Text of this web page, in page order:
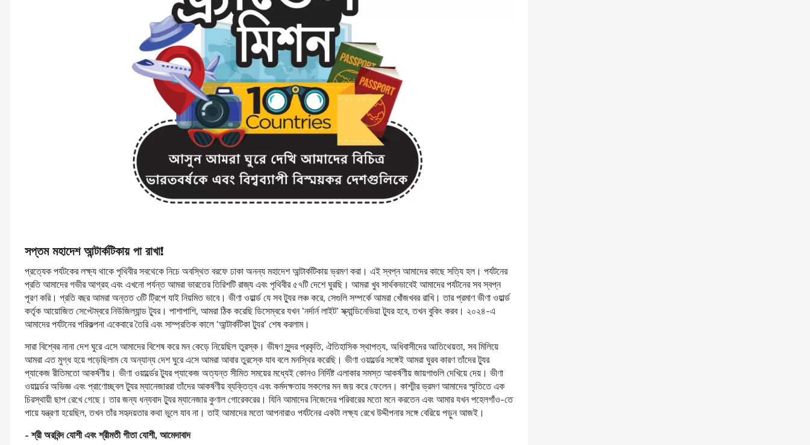
সপ্তম মহাদেশ আন্টার্কটিকায় পা রাখা!
প্রত্যেক পর্যটকের লক্ষ্য থাকে পৃথিবীর সবথেকে নিচে অবস্থিত বরফে ঢাকা অনন্য মহাদেশ আন্টার্কটিকায় ভ্রমণ করা। এই স্বপ্ন আমাদের কাছে সত্যি হল। পর্যটনের
প্রতি আমাদের গভীর আগ্রহ এবং এখনো পর্যন্ত আমরা ভারতের তিরিশটি রাজ্য এবং পৃথিবীর ৫৭টি দেশে ঘুরছি। আমরা খুব সার্থকভাবেই আমাদের পর্যটনের সব স্বপ্ন
পূরণ করি। প্রতি বছর আমরা অন্তত ৩টি ট্রিপে যাই নিয়মিত ভাবে। ভীণা ওয়ার্ল্ড যে সব ট্যুর লঞ্চ করে, সেগুলি সম্পর্কে আমরা খোঁজখবর রাখি। তার প্রমাণ ভীণা ওয়ার্ল্ড
কর্তৃক আয়োজিত সেপ্টেম্বরে নিউজিল্যান্ড ট্যুর। পাশাপাশি, আমরা ঠিক করেছি ডিসেম্বরে যখন ‘নর্দার্ন লাইট’ স্ক্যান্ডিনেভিয়া ট্যুর হবে, তখন বুকিং করব। ২০২৪-এ
আমাদের পর্যটনের পরিকল্পনা একেবারে তৈরি এবং সাম্প্রতিক কালে ‘আন্টার্কটিকা ট্যুর’ শেষ করলাম।
সারা বিশ্বের নানা দেশ ঘুরে এসে আমাদের বিশেষ করে মন কেড়ে নিয়েছিল তুরস্ক। ভীষণ সুন্দর প্রকৃতি, ঐতিহাসিক স্থাপত্য, অধিবাসীদের আতিথেয়তা, সব মিলিয়ে
আমরা এত মুগ্ধ হয়ে পড়েছিলাম যে অন্যান্য দেশ ঘুরে এসে আমরা আবার তুরস্কে যাব বলে মনস্থির করেছি। ভীণা ওয়ার্ল্ডের সঙ্গেই আমরা ঘুরব কারণ তাঁদের ট্যুর
প্যাকেজ রীতিমতো আকর্ষণীয়। ভীণা ওয়ার্ল্ডের ট্যুর প্যাকেজ অত্যন্ত সীমিত সময়ের মধ্যেই কোনও নির্দিষ্ট এলাকার সমস্ত আকর্ষণীয় জায়গাগুলি দেখিয়ে দেয়। ভীণা
ওয়ার্ল্ডের অভিজ্ঞ এবং প্রাণোচ্ছ্বল ট্যুর ম্যানেজাররা তাঁদের আকর্ষণীয় ব্যক্তিত্ব এবং কর্মদক্ষতায় সকলের মন জয় করে ফেলেন। কাশ্মীর ভ্রমণ আমাদের স্মৃতিতে এক
চিরস্থায়ী ছাপ রেখে গেছে। তার জন্য ধন্যবাদ ট্যুর ম্যানেজার কুণাল গোরেকরের। যিনি আমাদের নিজেদের পরিবারের মতো মনে করতেন এবং আমার যখন পহেলগাঁও-তে
পায়ে যন্ত্রণা হয়েছিল, তখন তাঁর সহৃদয়তার কথা ভুলে যাব না। তাই আমাদের মতো আপনারাও পর্যটনের একটা লক্ষ্য রেখে উদ্দীপনার সঙ্গে বেরিয়ে পড়ুন আজই।
-শ্রী অরবিন্দ যোশী এবং শ্রীমতী গীতা যোশী, আমেদাবাদ